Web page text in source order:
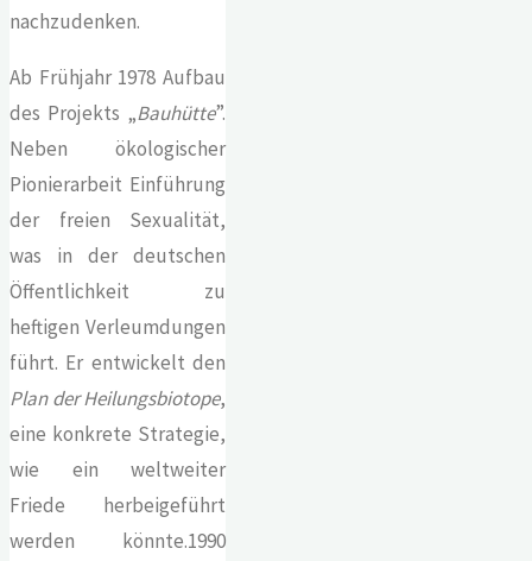
nachzudenken.
Ab Frühjahr 1978 Aufbau
des Projekts „Bauhütte”.
Neben ökologischer
Pionierarbeit Einführung
der freien Sexualität,
was in der deutschen
Öffentlichkeit zu
heftigen Verleumdungen
führt. Er entwickelt den
Plan der Heilungsbiotope,
eine konkrete Strategie,
wie ein weltweiter
Friede herbeigeführt
werden könnte.1990